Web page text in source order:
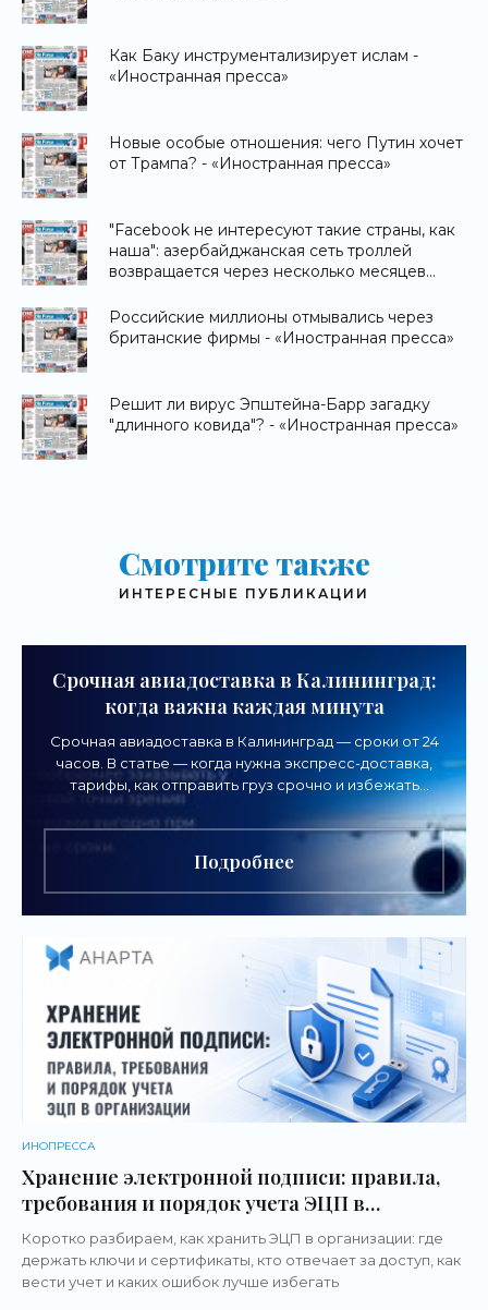
Как Баку инструментализирует ислам -
«Иностранная пресса»
Новые особые отношения: чего Путин хочет
от Трампа? - «Иностранная пресса»
"Facebook не интересуют такие страны, как
наша": азербайджанская сеть троллей
возвращается через несколько месяцев
Российские миллионы отмывались через
британские фирмы - «Иностранная пресса»
Решит ли вирус Эпштейна-Барр загадку
"длинного ковида"? - «Иностранная пресса»
Смотрите также
ИНТЕРЕСНЫЕ ПУБЛИКАЦИИ
Срочная авиадоставка в Калининград:
когда важна каждая минута
Срочная авиадоставка в Калининград — сроки от 24
часов. В статье — когда нужна экспресс-доставка,
тарифы, как отправить груз срочно и избежать
Подробнее
ИНОПРЕССА
Хранение электронной подписи: правила,
требования и порядок учета ЭЦП в
организации
Коротко разбираем, как хранить ЭЦП в организации: где
держать ключи и сертификаты, кто отвечает за доступ, как
вести учет и каких ошибок лучше избегать